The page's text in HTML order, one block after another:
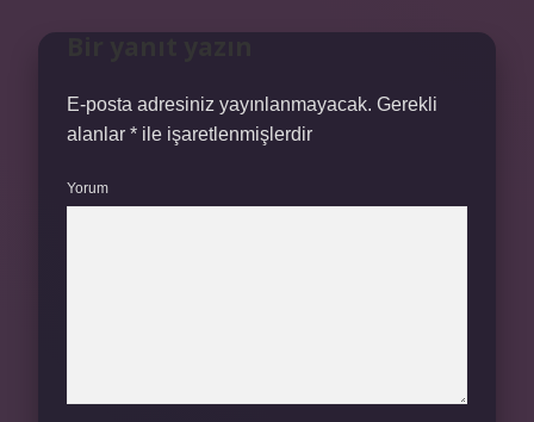
E-posta adresiniz yayınlanmayacak. Gerekli
alanlar * ile işaretlenmişlerdir
Yorum